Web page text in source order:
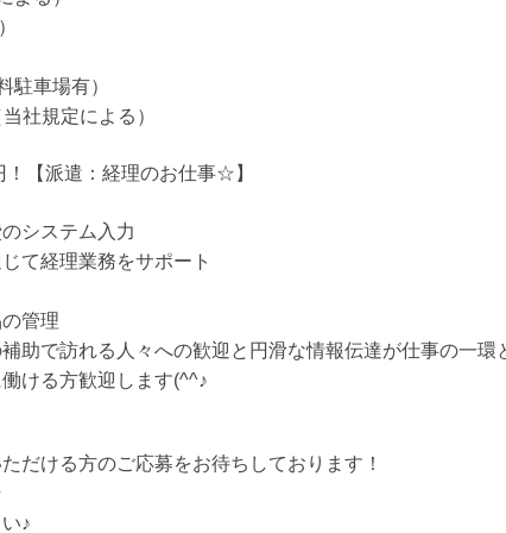
駐車場有）
社規定による）
！【派遣：経理のお仕事☆】
システム入力
て経理業務をサポート
管理
助で訪れる人々への歓迎と円滑な情報伝達が仕事の一環
ける方歓迎します(^^♪
だける方のご応募をお待ちしております！
♪